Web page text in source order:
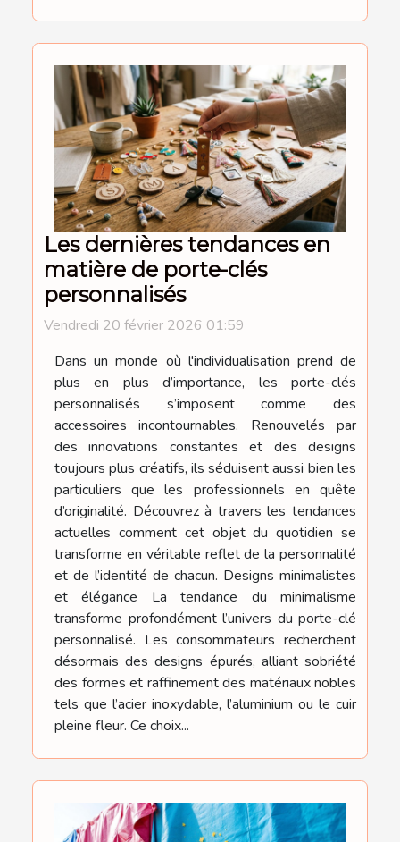
Les dernières tendances en
matière de porte-clés
personnalisés
Vendredi 20 février 2026 01:59
Dans un monde où l'individualisation prend de
plus en plus d’importance, les porte-clés
personnalisés s’imposent comme des
accessoires incontournables. Renouvelés par
des innovations constantes et des designs
toujours plus créatifs, ils séduisent aussi bien les
particuliers que les professionnels en quête
d’originalité. Découvrez à travers les tendances
actuelles comment cet objet du quotidien se
transforme en véritable reflet de la personnalité
et de l’identité de chacun. Designs minimalistes
et élégance La tendance du minimalisme
transforme profondément l’univers du porte-clé
personnalisé. Les consommateurs recherchent
désormais des designs épurés, alliant sobriété
des formes et raffinement des matériaux nobles
tels que l’acier inoxydable, l’aluminium ou le cuir
pleine fleur. Ce choix...